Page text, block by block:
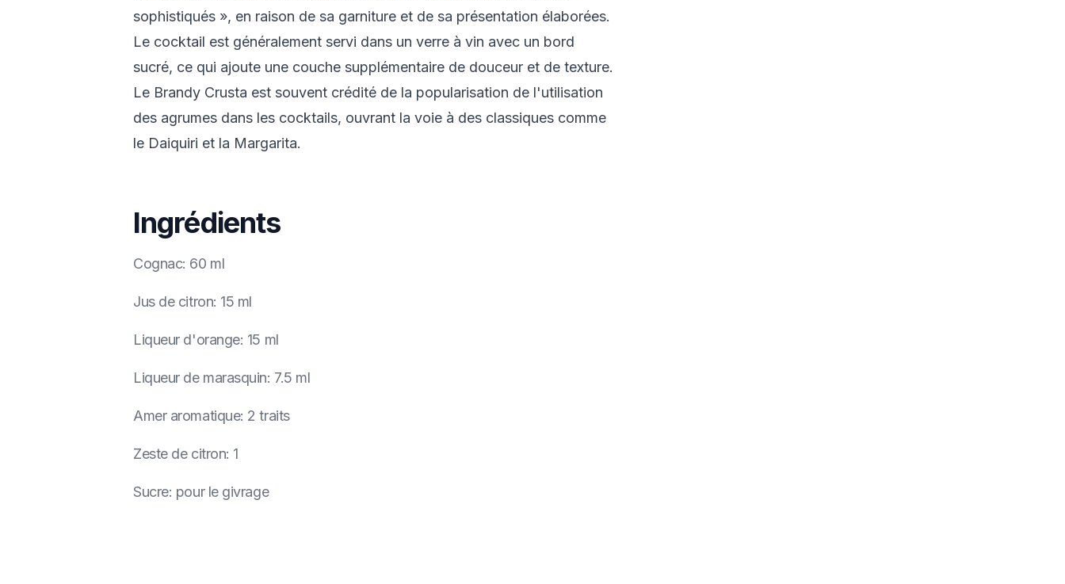
sophistiqués », en raison de sa garniture et de sa présentation élaborées.
Le cocktail est généralement servi dans un verre à vin avec un bord
sucré, ce qui ajoute une couche supplémentaire de douceur et de texture.
Le Brandy Crusta est souvent crédité de la popularisation de l'utilisation
des agrumes dans les cocktails, ouvrant la voie à des classiques comme
le Daiquiri et la Margarita.
Ingrédients
Cognac: 60 ml
Jus de citron: 15 ml
Liqueur d'orange: 15 ml
Liqueur de marasquin: 7.5 ml
Amer aromatique: 2 traits
Zeste de citron: 1
Sucre: pour le givrage